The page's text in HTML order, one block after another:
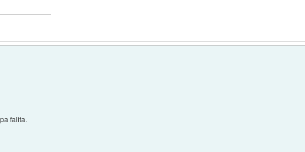
falita.